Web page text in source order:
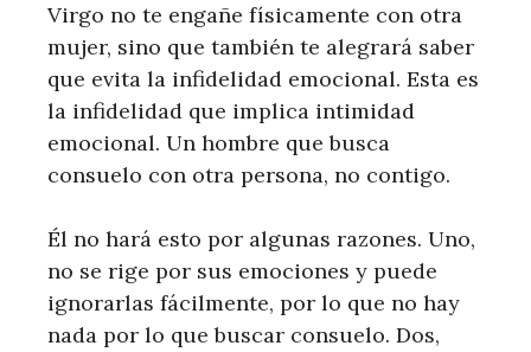
Virgo no te engañe físicamente con otra
mujer, sino que también te alegrará saber
que evita la infidelidad emocional. Esta es
la infidelidad que implica intimidad
emocional. Un hombre que busca
consuelo con otra persona, no contigo.
Él no hará esto por algunas razones. Uno,
no se rige por sus emociones y puede
ignorarlas fácilmente, por lo que no hay
nada por lo que buscar consuelo. Dos,